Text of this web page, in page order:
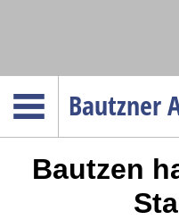
Bautzner
Menüpunkte
Politik
Bautzen